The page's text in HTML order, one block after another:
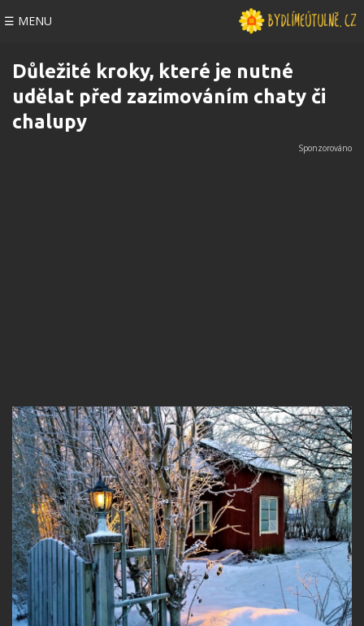
☰ MENU
Důležité kroky, které je nutné
udělat před zazimováním chaty či
chalupy